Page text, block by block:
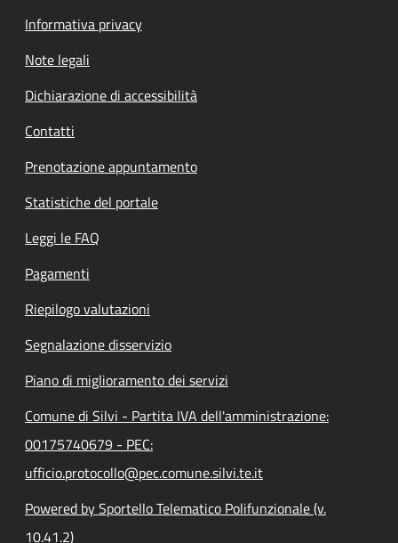
Informativa privacy
Note legali
Dichiarazione di accessibilità
Contatti
Prenotazione appuntamento
Statistiche del portale
Leggi le FAQ
Pagamenti
Riepilogo valutazioni
Segnalazione disservizio
Piano di miglioramento dei servizi
Comune di Silvi - Partita IVA dell'amministrazione:
00175740679 - PEC:
ufficio.protocollo@pec.comune.silvi.te.it
Powered by Sportello Telematico Polifunzionale (v.
10.41.2)